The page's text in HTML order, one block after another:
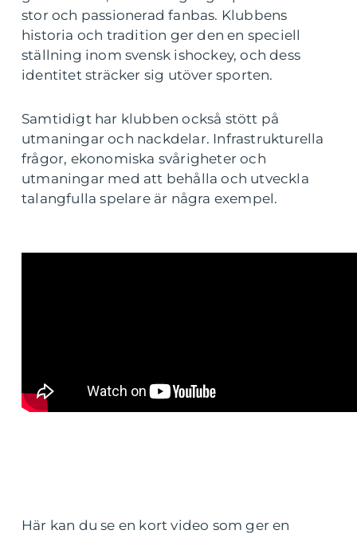
stor och passionerad fanbas. Klubbens
historia och tradition ger den en speciell
ställning inom svensk ishockey, och dess
identitet sträcker sig utöver sporten.
Samtidigt har klubben också stött på
utmaningar och nackdelar. Infrastrukturella
frågor, ekonomiska svårigheter och
utmaningar med att behålla och utveckla
talangfulla spelare är några exempel.
Här kan du se en kort video som ger en